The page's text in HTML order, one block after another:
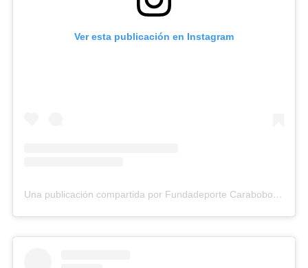
Ver esta publicación en Instagram
Una publicación compartida por Fundadeporte Carabobo (@fundadeporte)